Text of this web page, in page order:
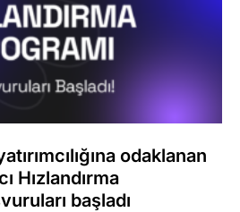
odaklanan
Hızlandırma
başladı